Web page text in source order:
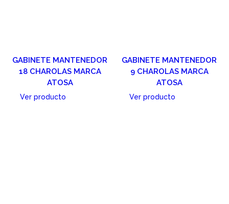
GABINETE MANTENEDOR
18 CHAROLAS MARCA
ATOSA
Ver producto
GABINETE MANTENEDOR
9 CHAROLAS MARCA
ATOSA
Ver producto